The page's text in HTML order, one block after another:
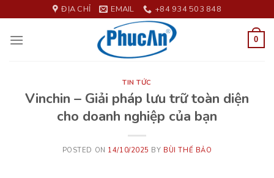
to
content
ĐỊA CHỈ EMAIL +84 934 503 848
0
TIN TỨC
Vinchin – Giải pháp lưu trữ toàn diện
cho doanh nghiệp của bạn
POSTED ON 14/10/2025 BY BÙI THẾ BẢO